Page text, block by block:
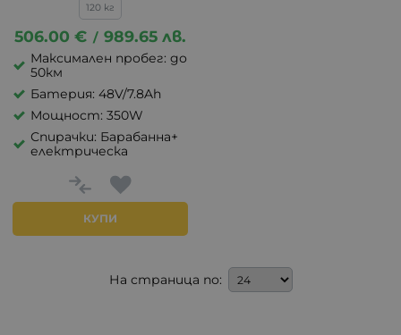
120 кг
506.00 € / 989.65 лв.
Максимален пробег: до
50км
Батерия: 48V/7.8Ah
Мощност: 350W
Спирачки: Барабанна+
електрическа
КУПИ
На страница по: